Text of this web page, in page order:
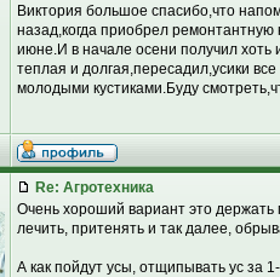
Виктория большое спасибо,что
назад,когда приобрел
июне.И в начале осени получил
теплая и долгая,пересадил,усики
молодыми кустиками.Буду
Re: Агротехника
Очень хороший вариант это держать
лечить, притенять и так далее,
А как пойдут усы, отщипывать ус за